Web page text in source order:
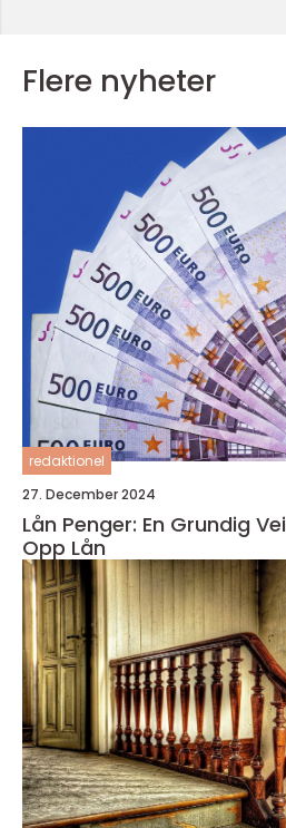
Flere nyheter
redaktionel
27. December 2024
Lån Penger: En Grundig
Opp Lån